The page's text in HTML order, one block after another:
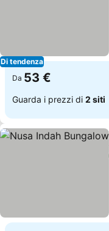
Di tendenza
Da 53 €
Guarda i prezzi di 2 siti